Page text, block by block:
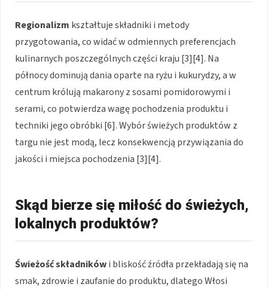
Regionalizm kształtuje składniki i metody
przygotowania, co widać w odmiennych preferencjach
kulinarnych poszczególnych części kraju [3][4]. Na
północy dominują dania oparte na ryżu i kukurydzy, a w
centrum królują makarony z sosami pomidorowymi i
serami, co potwierdza wagę pochodzenia produktu i
techniki jego obróbki [6]. Wybór świeżych produktów z
targu nie jest modą, lecz konsekwencją przywiązania do
jakości i miejsca pochodzenia [3][4].
Skąd bierze się miłość do świeżych,
lokalnych produktów?
Świeżość składnikówi bliskość źródła przekładają się na
smak, zdrowie i zaufanie do produktu, dlatego Włosi